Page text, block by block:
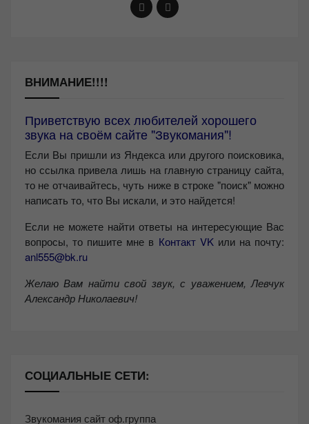
ВНИМАНИЕ!!!!
Приветствую всех любителей хорошего
звука на своём сайте "Звукомания"!
Если Вы пришли из Яндекса или другого поисковика,
но ссылка привела лишь на главную страницу сайта,
то не отчаивайтесь, чуть ниже в строке "поиск" можно
написать то, что Вы искали, и это найдется!
Если не можете найти ответы на интересующие Вас
вопросы, то пишите мне в Контакт VKили на почту:
anl555@bk.ru
Желаю Вам найти свой звук, с уважением, Левчук
Александр Николаевич!
СОЦИАЛЬНЫЕ СЕТИ:
Звукомания сайт оф.группа